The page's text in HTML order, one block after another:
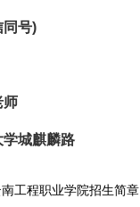
同号)
师
城麒麟路
工程职业学院招生简章